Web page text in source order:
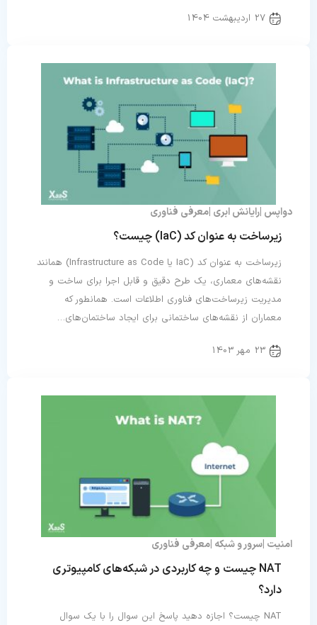
27 اردیبهشت 1404
زیرساخت به عنوان کد (IaC) چیست؟
زیرساخت به عنوان کد (IaC یا Infrastructure as Code) همانند
نقشه‌های معماری، یک طرح دقیق و قابل اجرا برای ساخت و
مدیریت زیرساخت‌های فناوری اطلاعات است. همانطور که
معماران از نقشه‌های ساختمانی برای ایجاد ساختمان‌های…
دواپس رایانش ابری معرفی فناوری
23 مهر 1403
NAT چیست و چه کاربردی در شبکه‌های کامپیوتری
دارد؟
NAT چیست؟ اجازه دهید پاسخ این سوال را با یک سوال
امنیت سرور و شبکه معرفی فناوری